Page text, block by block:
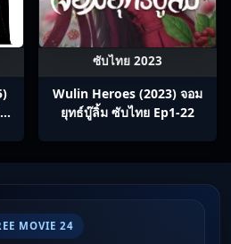
ซับไทย 2023
Wulin Heroes (2023) จอม
ยุทธ์บู๊ลิ้ม ซับไทย Ep1-22
MOVIE 24